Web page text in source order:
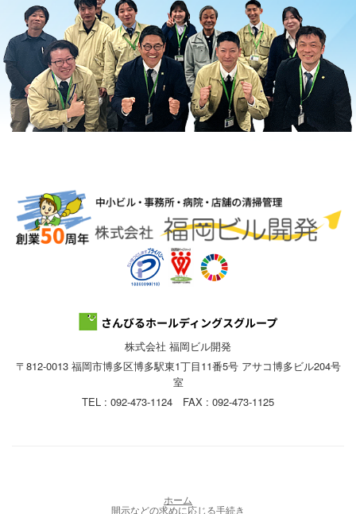
株式会社 福岡ビル開発
〒812-0013 福岡市博多区博多駅東1丁目11番5号 アサコ博多ビル204号
室
TEL : 092-473-1124 FAX : 092-473-1125
ホーム
開示などの求めに応じる手続き